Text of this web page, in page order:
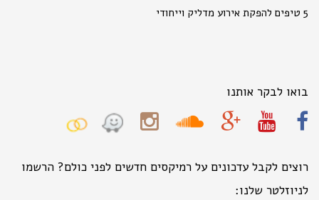
5 טיפים להפקת אירוע מדליק וייחודי
בואו לבקר אותנו
רוצים לקבל עדכונים על רמיקסים חדשים לפני כולם? הרשמו
לניוזלטר שלנו: